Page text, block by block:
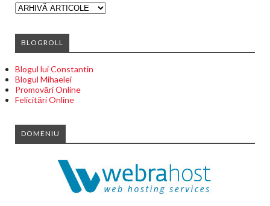
BLOGROLL
Blogul lui Constantin
Blogul Mihaelei
Promovări Online
Felicitări Online
DOMENIU